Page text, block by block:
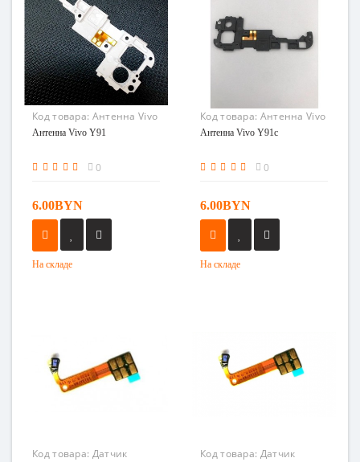
Код товара: Антенна Vivo
Y91
Антенна Vivo Y91
0
6.00BYN
На складе
Код товара: Антенна Vivo
Y91c
Антенна Vivo Y91c
0
6.00BYN
На складе
Код товара: Датчик
Код товара: Датчик